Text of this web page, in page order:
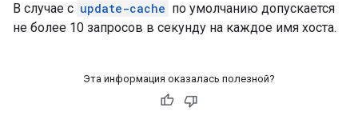
В случае с update-cache по умолчанию допускается
не более 10 запросов в секунду на каждое имя хоста.
Эта информация оказалась полезной?